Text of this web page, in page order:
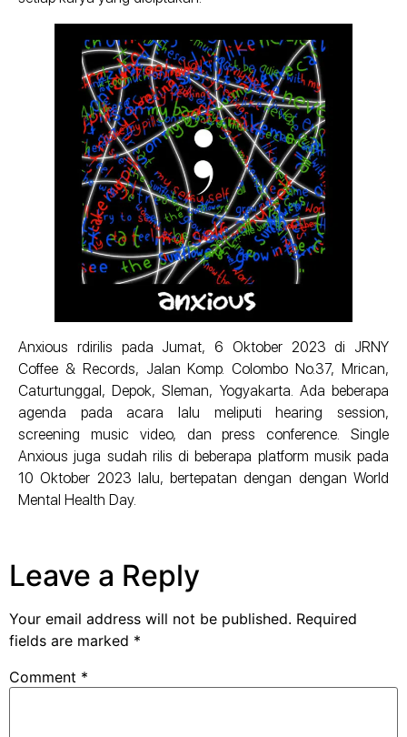
Anxious rdirilis pada Jumat, 6 Oktober 2023 di JRNY
Coffee & Records, Jalan Komp. Colombo No.37, Mrican,
Caturtunggal, Depok, Sleman, Yogyakarta. Ada beberapa
agenda pada acara lalu meliputi hearing session,
screening music video, dan press conference. Single
Anxious juga sudah rilis di beberapa platform musik pada
10 Oktober 2023 lalu, bertepatan dengan dengan World
Mental Health Day.
Leave a Reply
Your email address will not be published. Required
fields are marked *
Comment *